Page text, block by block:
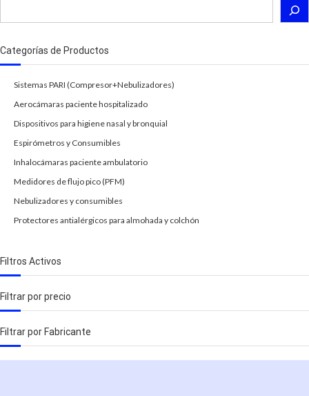
Categorías de Productos
Sistemas PARI (Compresor+Nebulizadores)
Aerocámaras paciente hospitalizado
Dispositivos para higiene nasal y bronquial
Espirómetros y Consumibles
Inhalocámaras paciente ambulatorio
Medidores de flujo pico (PFM)
Nebulizadores y consumibles
Protectores antialérgicos para almohada y colchón
Filtros Activos
Filtrar por precio
Filtrar por Fabricante